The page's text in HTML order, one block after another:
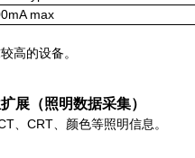
max
高的设备。
展（照明数据采集）
CRT、颜色等照明信息。